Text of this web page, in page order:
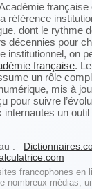
référence
dont le rythme
décennies pour
institutionnel, on
française.
un rôle
mis à
pour suivre
un outil
:
francophones en
nombreux médias,